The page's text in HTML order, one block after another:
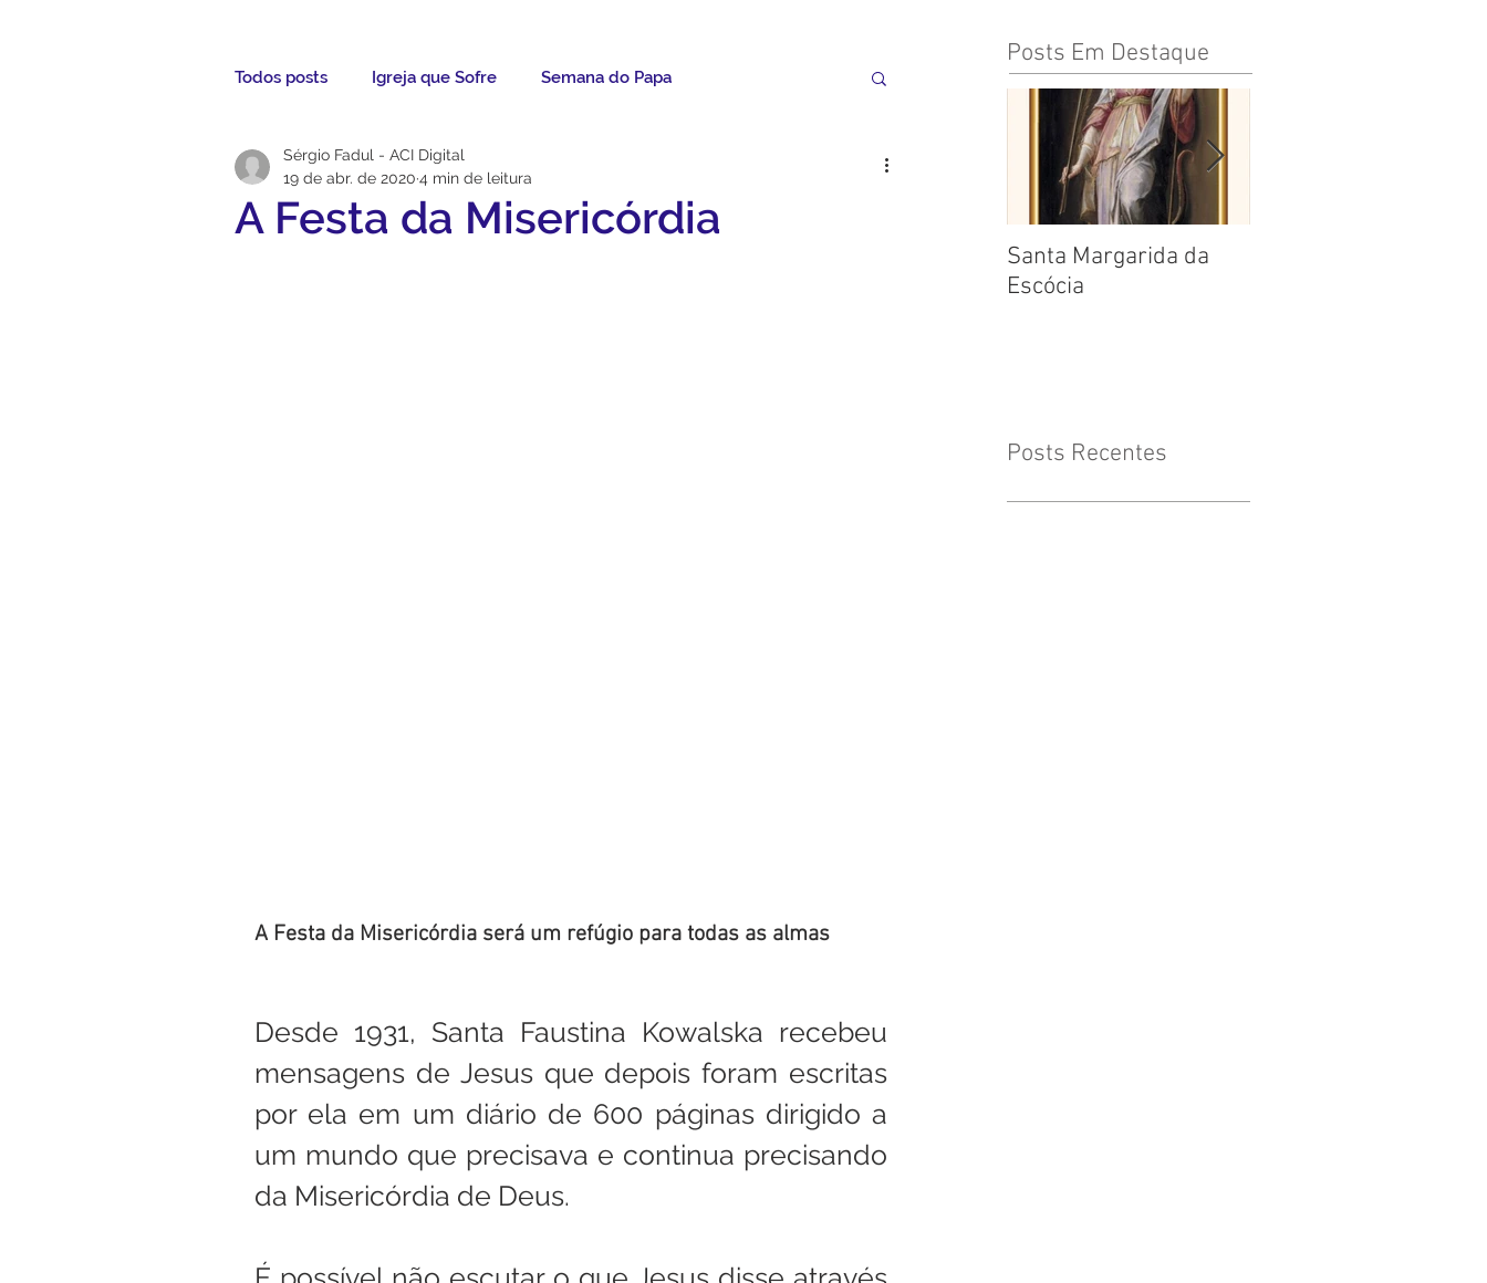
Todos posts Igreja que Sofre Semana do Papa
Mensagem da Semana
A Festa da Misericórdia
Sérgio Fadul - ACI Digital
19 de abr. de 2020 4 min de leitura
A Festa da Misericórdia será um refúgio para todas as almas
Desde 1931, Santa Faustina Kowalska recebeu
mensagens de Jesus que depois foram escritas
por ela em um diário de 600 páginas dirigido a
um mundo que precisava e continua precisando
da Misericórdia de Deus.
Posts Em Destaque
Santa Margarida da
Escócia
Posts Recentes